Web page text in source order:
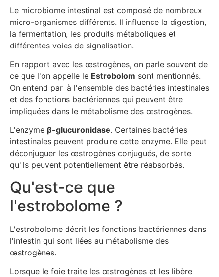
Le microbiome intestinal est composé de nombreux
micro-organismes différents. Il influence la digestion,
la fermentation, les produits métaboliques et
différentes voies de signalisation.
En rapport avec les œstrogènes, on parle souvent de
ce que l'on appelle le Estrobolom sont mentionnés.
On entend par là l'ensemble des bactéries intestinales
et des fonctions bactériennes qui peuvent être
impliquées dans le métabolisme des œstrogènes.
L'enzyme β-glucuronidase. Certaines bactéries
intestinales peuvent produire cette enzyme. Elle peut
déconjuguer les œstrogènes conjugués, de sorte
qu'ils peuvent potentiellement être réabsorbés.
Qu'est-ce que
l'estrobolome ?
L'estrobolome décrit les fonctions bactériennes dans
l'intestin qui sont liées au métabolisme des
œstrogènes.
Lorsque le foie traite les œstrogènes et les libère